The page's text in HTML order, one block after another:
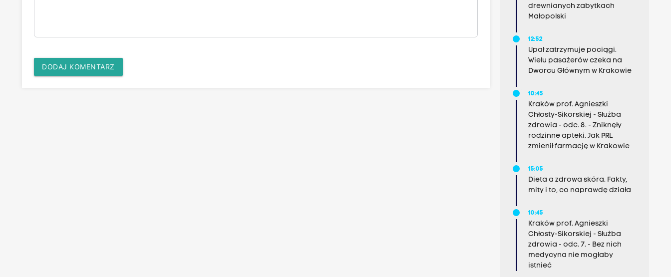
DODAJ KOMENTARZ
drewnianych zabytkach
Małopolski
12:52
Upał zatrzymuje pociągi.
Wielu pasażerów czeka na
Dworcu Głównym w Krakowie
10:45
Kraków prof. Agnieszki
Chłosty-Sikorskiej - Służba
zdrowia - odc. 8. - Zniknęły
rodzinne apteki. Jak PRL
zmienił farmację w Krakowie
15:05
Dieta a zdrowa skóra. Fakty,
mity i to, co naprawdę działa
10:45
Kraków prof. Agnieszki
Chłosty-Sikorskiej - Służba
zdrowia - odc. 7. - Bez nich
medycyna nie mogłaby
istnieć